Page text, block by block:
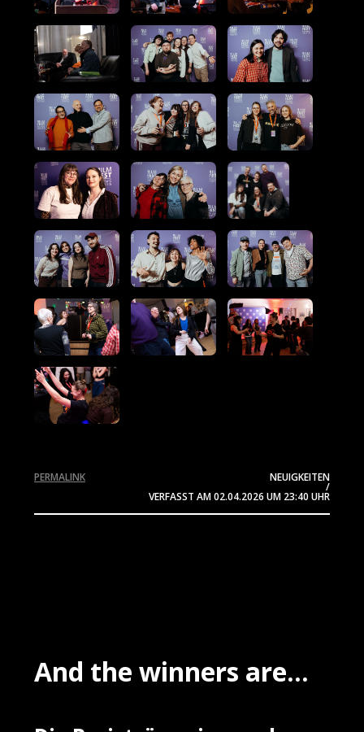
NEUIGKEITEN
/
VERFASST AM02.04.2026 UM 23:40 UHR
PERMALINK
And the winners are...